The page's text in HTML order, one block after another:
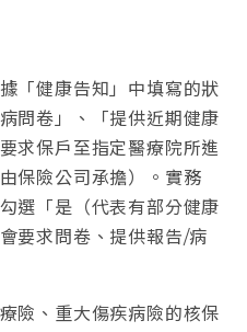
「健康告知」中填寫的狀
問卷」、「提供近期健康
求保戶至指定醫療院所進
保險公司承擔）。實務
選「是（代表有部分健康
要求問卷、提供報告/病
險、重大傷疾病險的核保